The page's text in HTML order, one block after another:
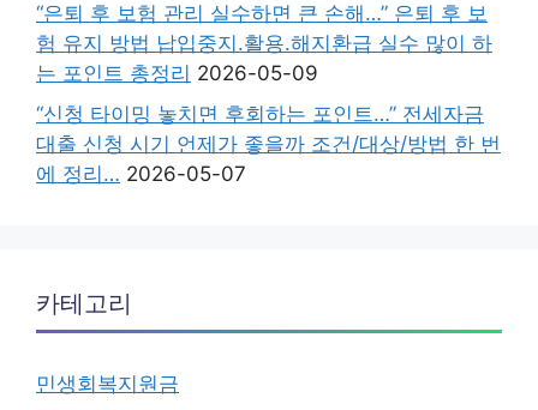
“은퇴 후 보험 관리 실수하면 큰 손해…” 은퇴 후 보
험 유지 방법 납입중지.활용.해지환급 실수 많이 하
는 포인트 총정리 2026-05-09
“신청 타이밍 놓치면 후회하는 포인트…” 전세자금
대출 신청 시기 언제가 좋을까 조건/대상/방법 한 번
에 정리… 2026-05-07
카테고리
민생회복지원금